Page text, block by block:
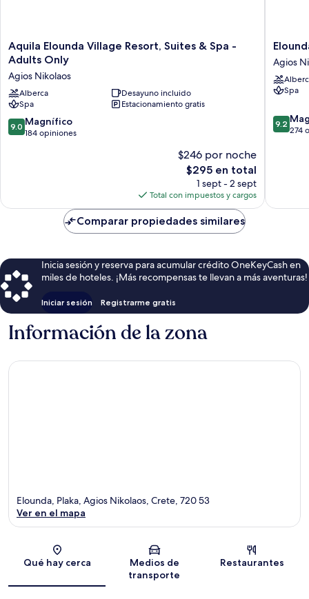
Aquila
Elounda
Resort,
Suites
&
Spa
-
Aquila Elounda Village Resort, Suites & Spa -
Adults Only
Agios Nikolaos
Alberca
Desayuno incluido
Spa
Estacionamiento gratis
9.0
de
9.0 Magnífico
184 opiniones
$246 por noche
El
precio
actual
es
de
$295
$295 en total
1 sept - 2 sept
Total con impuestos y cargos
Elounda
Palm
Hotel
Agios
Nikolaos
Agios
Spa
9.2
de
9.2
274
Comparar propiedades similares
Inicia sesión y reserva para acumular crédito OneKeyCash en
miles de hoteles. ¡Más recompensas te llevan a más aventuras!
Iniciar sesión Registrarme gratis
Información de la zona
Sección del mapa
Elounda, Plaka, Agios Nikolaos, Crete, 720 53
Ver en el mapa
Qué hay cerca
Medios de
transporte
Restaurantes